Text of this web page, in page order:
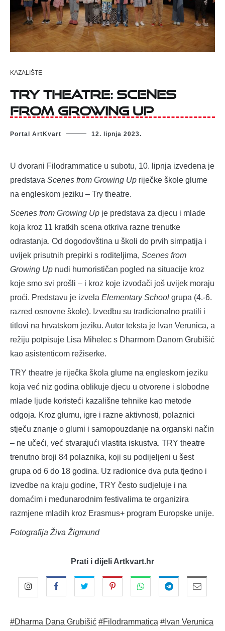
KAZALIŠTE
Try theatre: Scenes
from Growing Up
Portal ArtKvart 12. lipnja 2023.
U dvorani Filodrammatice u subotu, 10. lipnja izvedena je
predstava Scenes from Growing Up riječke škole glume
na engleskom jeziku – Try theatre.
Scenes from Growing Up je predstava za djecu i mlade
koja kroz 11 kratkih scena otkriva razne trenutke
odrastanja. Od dogodovština u školi do prvih simpatija i
uvijek prisutnih prepirki s roditeljima, Scenes from
Growing Up nudi humorističan pogled na situacije kroz
koje smo svi prošli – i kroz koje izvođači još uvijek moraju
proći. Predstavu je izvela Elementary School grupa (4.-6.
razred osnovne škole). Izvedbu su tradicionalno pratili i
titlovi na hrvatskom jeziku. Autor teksta je Ivan Verunica, a
režiju potpisuje Lisa Mihelec s Dharmom Danom Grubišić
kao asistenticom režiserke.
TRY theatre je riječka škola glume na engleskom jeziku
koja već niz godina oblikuje djecu u otvorene i slobodne
mlade ljude koristeći kazališne tehnike kao metode
odgoja. Kroz glumu, igre i razne aktivnosti, polaznici
stječu znanje o glumi i samopouzdanje na organski način
– ne učeći, već stvarajući vlastita iskustva. TRY theatre
trenutno broji 84 polaznika, koji su podijeljeni u šest
grupa od 6 do 18 godina. Uz radionice dva puta tjedno i
izvedbe na kraju godine, TRY često sudjeluje i na
domaćim i međunarodnim festivalima te organizira
razmjene mladih kroz Erasmus+ program Europske unije.
Fotografija Živa Žigmund
Prati i dijeli Artkvart.hr
#Dharma Dana Grubišić #Filodrammatica #Ivan Verunica